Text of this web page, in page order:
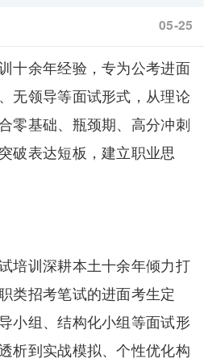
05-25
十余年经验，专为公考进面
无领导等面试形式，从理论
零基础、瓶颈期、高分冲刺
破表达短板，建立职业思
训深耕本土十余年倾力打
类招考笔试的进面考生定
小组、结构化小组等面试形
析到实战模拟、个性优化构